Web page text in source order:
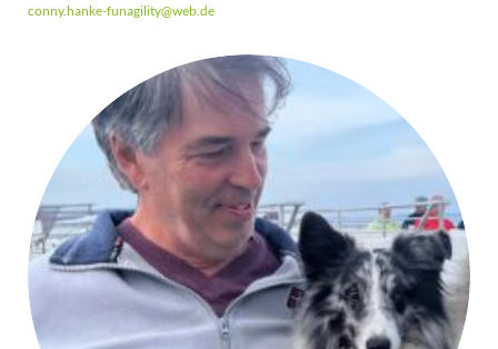
conny.hanke-funagility@web.de